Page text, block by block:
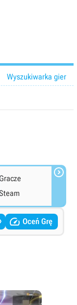
Wyszukiwarka gier

 Oceń Grę